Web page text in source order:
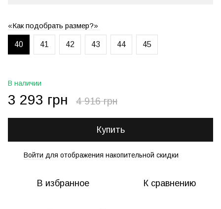
«Как подобрать размер?»
40 41 42 43 44 45
В наличии
3 293 грн 4 916 грн
Купить
Войти для отображения накопительной скидки
В избранное К сравнению